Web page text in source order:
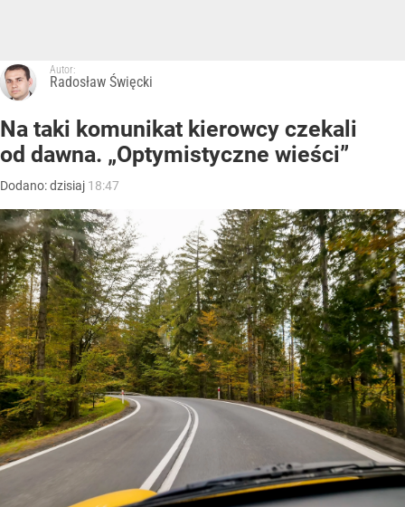
Autor:
Radosław Święcki
Na taki komunikat kierowcy czekali
od dawna. „Optymistyczne wieści”
Dodano:dzisiaj 18:47